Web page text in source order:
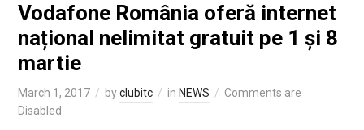
Vodafone România oferă internet
național nelimitat gratuit pe 1 și 8
martie
March 1, 2017 byclubitc in NEWS
Comments are
Disabled